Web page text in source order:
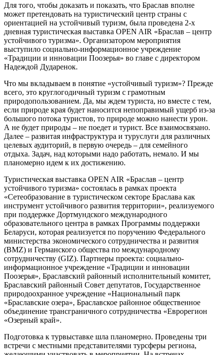
Для того, чтобы доказать и показать, что Браслав вполне
может претендовать на туристический центр страны с
ориентацией на устойчивый туризм, была проведена 2-х
дневная туристическая выставка OPEN AIR «Браслав – центр
устойчивого туризма». Организатором мероприятия
выступило социально-информационное учреждение
«Традиции и инновации Поозерья» во главе с директором
Надеждой Дударенок.
Что мы вкладываем в понятие «устойчивый туризм»? Прежде
всего, это круглогодичный туризм с грамотным
природопользованием. Да, мы ждем туриста, но вместе с тем,
если природе края будет наносится непоправимый ущерб из-за
большого потока туристов, то природе можно нанести урон.
А не будет природы – не поедет и турист. Все взаимосвязано.
Далее – развитая инфраструктура и туруслуги для различных
целевых аудиторий, в первую очередь – для семейного
отдыха. Задач, над которыми надо работать, немало. И мы
планомерно идем к их достижению.
Туристическая выставка OPEN AIR «Браслав – центр
устойчивого туризма» состоялась в рамках проекта
«Сетеобразование в туристическом секторе Браслава как
инструмент устойчивого развития территории», реализуемого
при поддержке Дортмундского международного
образовательного центра в рамках Программы поддержки
Беларуси, которая реализуется по поручению Федерального
министерства экономического сотрудничества и развития
(BMZ) и Германского общества по международному
сотрудничеству (GIZ). Партнеры проекта: социально-
информационное учреждение «Традиции и инновации
Поозерья», Браславский районный исполнительный комитет,
Браславский районный Совет депутатов, Государственное
природоохранное учреждение «Национальный парк
«Браславские озера», Браславское районное общественное
объединение трансграничного сотрудничества «Еврорегион
«Озерный край».
Подготовка к турвыставке шла планомерно. Проведены три
встречи с местными представителями турсферы региона,